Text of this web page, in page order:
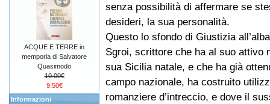
senza possibilità di affermare se
desideri, la sua personalità.
Questo lo sfondo di Giustizia
Sgroi, scrittore che ha al suo attivo
sua Sicilia natale, e che ha già
campo nazionale, ha costruito
romanziere d’intreccio, e dove il
ACQUE E TERRE in
memporia di Salvatore
Quasimodo
10.00€
9.50€
Informazioni